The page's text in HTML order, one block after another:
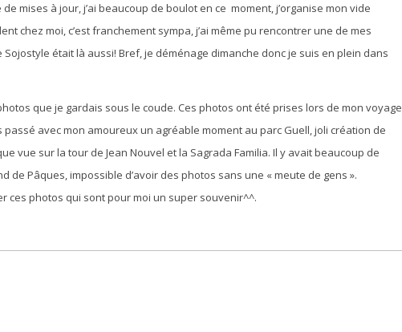
mises à jour, j’ai beaucoup de boulot en ce moment, j’organise mon vide
chez moi, c’est franchement sympa, j’ai même pu rencontrer une de mes
Sojostyle était là aussi! Bref, je déménage dimanche donc je suis en plein dans
que je gardais sous le coude. Ces photos ont été prises lors de mon voyage
passé avec mon amoureux un agréable moment au parc Guell, joli création de
vue sur la tour de Jean Nouvel et la Sagrada Familia. Il y avait beaucoup de
de Pâques, impossible d’avoir des photos sans une « meute de gens ».
ces photos qui sont pour moi un super souvenir^^.